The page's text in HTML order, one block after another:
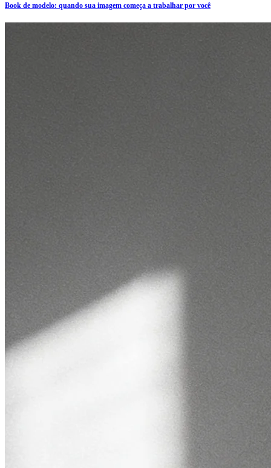
Book de modelo: quando sua imagem começa a trabalhar por você